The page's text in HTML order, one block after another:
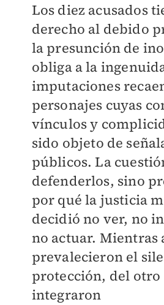
Los diez acusados
derecho al debido
la presunción de
obliga a la
imputaciones
personajes cuyas
vínculos y
sido objeto de
públicos. La
defenderlos, sino
por qué la justicia
decidió no ver, no
no actuar. Mientras
prevalecieron el
protección, del otro
integraron